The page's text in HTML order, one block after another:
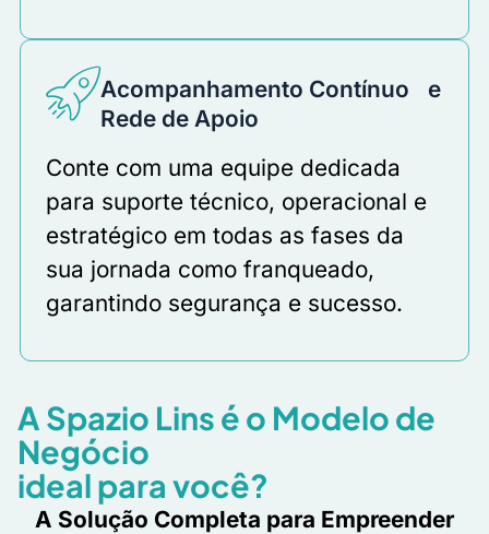
Acompanhamento Contínuo e
Rede de Apoio
Conte com uma equipe dedicada
para suporte técnico, operacional e
estratégico em todas as fases da
sua jornada como franqueado,
garantindo segurança e sucesso.
A Spazio Lins é o Modelo de
Negócio
ideal para você?
A Solução Completa para Empreender